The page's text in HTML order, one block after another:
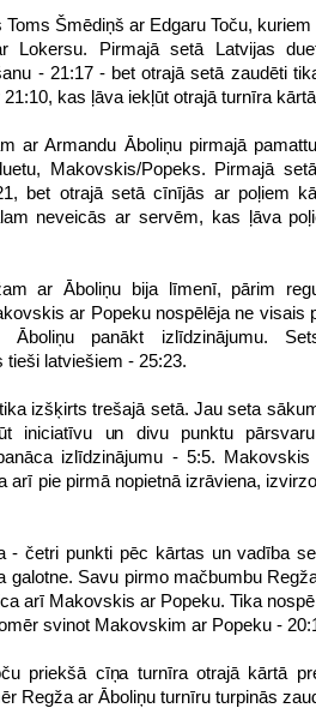
Šmēdiņš ar Edgaru Toču,
Lokersu. Pirmajā setā Latvijas
- 21:17 - bet otrajā setā zaudēti
kas ļāva iekļūt otrajā turnīra
ar Armandu Āboliņu pirmajā
Makovskis/Popeks. Pirmajā
bet otrajā setā cīnījās ar poļiem
neveicās ar servēm, kas ļāva
ar Āboliņu bija līmenī, pārim
ar Popeku nospēlēja ne visais
panākt izlīdzinājumu.
latviešiem - 25:23.
izšķirts trešajā setā. Jau seta
iniciatīvu un divu punktu
izlīdzinājumu - 5:5.
arī pie pirmā nopietnā izrāviena,
- četri punkti pēc kārtas un vadība
galotne. Savu pirmo mačbumbu
arī Makovskis ar Popeku. Tika
svinot Makovskim ar Popeku -
priekšā cīņa turnīra otrajā kārtā
Regža ar Āboliņu turnīru turpinās